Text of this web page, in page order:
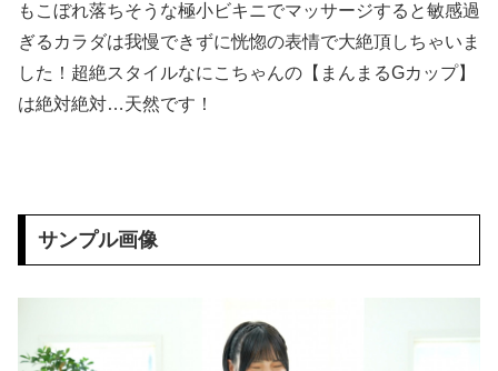
【動画】 全裸女子のシャワーシーンがYouTubeで見れると話題になってしまうｗｗｗｗｗｗ
【群馬】 デカいNinja乗りさん、後方確認しない軽四に当てられてしまう。
【衝撃】クリ○リスの皮剥かれる時ｗｗｗｗｗｗｗｗｗｗｗｗｗ
Cinemagic カタログ DVD2024～2025
【シコ注意】 俺氏、スナック一人で飲みしてたOL(35)にホテルで乳首を吸われた結果ｗｗｗｗｗｗｗｗｗｗｗ
もこぼれ落ちそうな極小ビキニでマッサージすると敏感過
ぎるカラダは我慢できずに恍惚の表情で大絶頂しちゃいま
した！超絶スタイルなにこちゃんの【まんまるGカップ】
は絶対絶対…天然です！
サンプル画像